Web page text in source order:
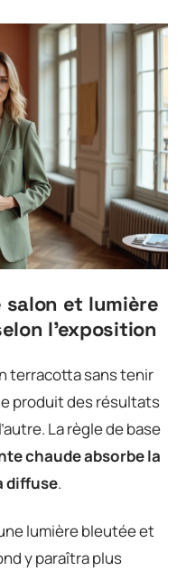
et lumière
l’exposition
terracotta sans tenir
produit des résultats
La règle de base
chaude absorbe la
diffuse.
lumière bleutée et
y paraîtra plus